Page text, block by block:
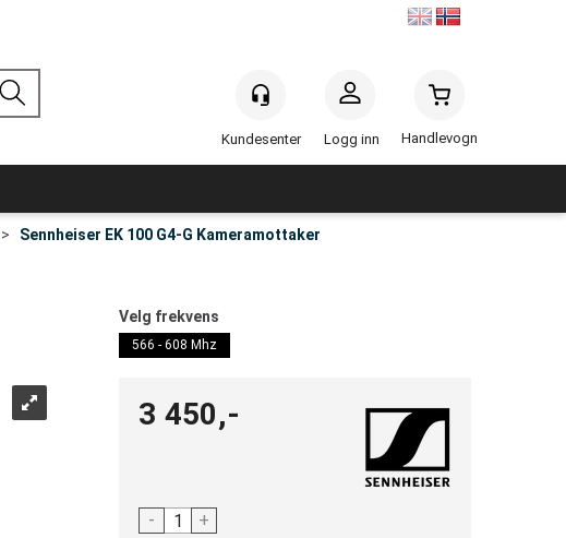
Logg inn Handlevogn
> Sennheiser EK 100 G4-G Kameramottaker
Velg frekvens
566 - 608 Mhz
3 450,-
- +